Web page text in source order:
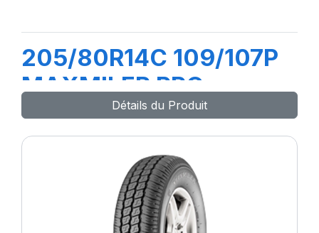
205/80R14C 109/107P
MAXMILER PRO
Détails du Produit